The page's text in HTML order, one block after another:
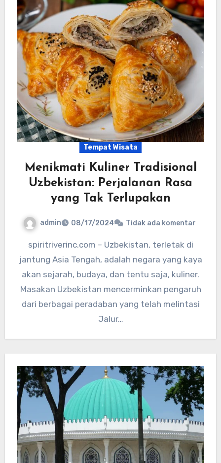
Tempat Wisata
Menikmati Kuliner Tradisional
Uzbekistan: Perjalanan Rasa
yang Tak Terlupakan
admin 08/17/2024 Tidak ada komentar
spiritriverinc.com – Uzbekistan, terletak di
jantung Asia Tengah, adalah negara yang kaya
akan sejarah, budaya, dan tentu saja, kuliner.
Masakan Uzbekistan mencerminkan pengaruh
dari berbagai peradaban yang telah melintasi
Jalur…